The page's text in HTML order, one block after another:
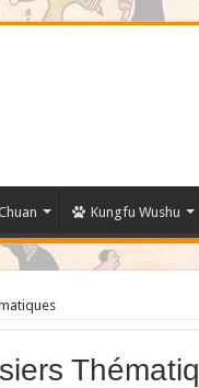
Kungfu Wushu